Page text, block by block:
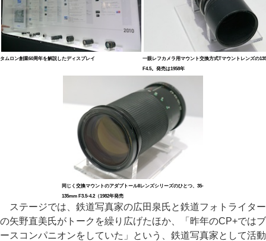
タムロン創業60周年を解説したディスプレイ
一眼レフカメラ用マウント交換方式Tマウントレンズの
F4.5。発売は1958年
同じく交換マウントのアダプトールIIレンズシリーズのひとつ、35-
135mm F3.5-4.2（1982年発売
ステージでは、鉄道写真家の広田泉氏と鉄道フォトライター
の矢野直美氏がトークを繰り広げたほか、「昨年のCP+ではブ
ースコンパニオンをしていた」という、鉄道写真家として活動